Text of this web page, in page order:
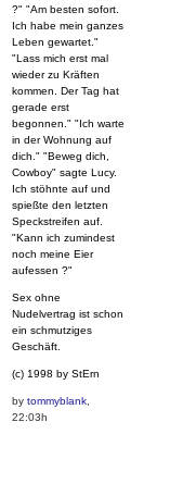
?" "Am besten sofort.
Ich habe mein ganzes
Leben gewartet."
"Lass mich erst mal
wieder zu Kräften
kommen. Der Tag hat
gerade erst
begonnen." "Ich warte
in der Wohnung auf
dich." "Beweg dich,
Cowboy" sagte Lucy.
Ich stöhnte auf und
spießte den letzten
Speckstreifen auf.
"Kann ich zumindest
noch meine Eier
aufessen ?"
Sex ohne
Nudelvertrag ist schon
ein schmutziges
Geschäft.
(c) 1998 by StErn
by tommyblank
22:03h